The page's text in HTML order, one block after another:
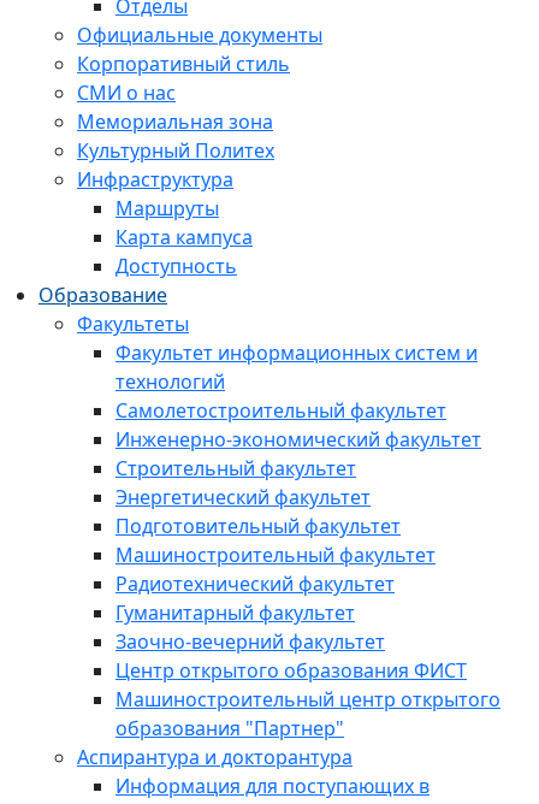
Отделы
Официальные документы
Корпоративный стиль
СМИ о нас
Мемориальная зона
Культурный Политех
Инфраструктура
Маршруты
Карта кампуса
Доступность
Образование
Факультеты
Факультет информационных систем и
технологий
Самолетостроительный факультет
Инженерно-экономический факультет
Строительный факультет
Энергетический факультет
Подготовительный факультет
Машиностроительный факультет
Радиотехнический факультет
Гуманитарный факультет
Заочно-вечерний факультет
Центр открытого образования ФИСТ
Машиностроительный центр открытого
образования "Партнер"
Аспирантура и докторантура
Информация для поступающих в